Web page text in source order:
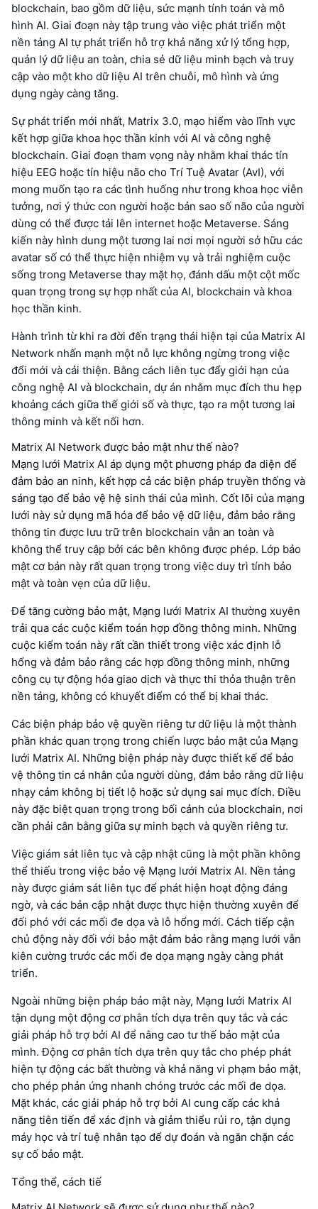
blockchain, bao gồm dữ liệu, sức mạnh tính toán và mô
hình AI. Giai đoạn này tập trung vào việc phát triển một
nền tảng AI tự phát triển hỗ trợ khả năng xử lý tổng hợp,
quản lý dữ liệu an toàn, chia sẻ dữ liệu minh bạch và truy
cập vào một kho dữ liệu AI trên chuỗi, mô hình và ứng
dụng ngày càng tăng.
Sự phát triển mới nhất, Matrix 3.0, mạo hiểm vào lĩnh vực
kết hợp giữa khoa học thần kinh với AI và công nghệ
blockchain. Giai đoạn tham vọng này nhằm khai thác tín
hiệu EEG hoặc tín hiệu não cho Trí Tuệ Avatar (AvI), với
mong muốn tạo ra các tình huống như trong khoa học viễn
tưởng, nơi ý thức con người hoặc bản sao số não của người
dùng có thể được tải lên internet hoặc Metaverse. Sáng
kiến này hình dung một tương lai nơi mọi người sở hữu các
avatar số có thể thực hiện nhiệm vụ và trải nghiệm cuộc
sống trong Metaverse thay mặt họ, đánh dấu một cột mốc
quan trọng trong sự hợp nhất của AI, blockchain và khoa
học thần kinh.
Hành trình từ khi ra đời đến trạng thái hiện tại của Matrix AI
Network nhấn mạnh một nỗ lực không ngừng trong việc
đổi mới và cải thiện. Bằng cách liên tục đẩy giới hạn của
công nghệ AI và blockchain, dự án nhằm mục đích thu hẹp
khoảng cách giữa thế giới số và thực, tạo ra một tương lai
thông minh và kết nối hơn.
Matrix AI Network được bảo mật như thế nào?
Mạng lưới Matrix AI áp dụng một phương pháp đa diện để
đảm bảo an ninh, kết hợp cả các biện pháp truyền thống và
sáng tạo để bảo vệ hệ sinh thái của mình. Cốt lõi của mạng
lưới này sử dụng mã hóa để bảo vệ dữ liệu, đảm bảo rằng
thông tin được lưu trữ trên blockchain vẫn an toàn và
không thể truy cập bởi các bên không được phép. Lớp bảo
mật cơ bản này rất quan trọng trong việc duy trì tính bảo
mật và toàn vẹn của dữ liệu.
Để tăng cường bảo mật, Mạng lưới Matrix AI thường xuyên
trải qua các cuộc kiểm toán hợp đồng thông minh. Những
cuộc kiểm toán này rất cần thiết trong việc xác định lỗ
hổng và đảm bảo rằng các hợp đồng thông minh, những
công cụ tự động hóa giao dịch và thực thi thỏa thuận trên
nền tảng, không có khuyết điểm có thể bị khai thác.
Các biện pháp bảo vệ quyền riêng tư dữ liệu là một thành
phần khác quan trọng trong chiến lược bảo mật của Mạng
lưới Matrix AI. Những biện pháp này được thiết kế để bảo
vệ thông tin cá nhân của người dùng, đảm bảo rằng dữ liệu
nhạy cảm không bị tiết lộ hoặc sử dụng sai mục đích. Điều
này đặc biệt quan trọng trong bối cảnh của blockchain, nơi
cần phải cân bằng giữa sự minh bạch và quyền riêng tư.
Việc giám sát liên tục và cập nhật cũng là một phần không
thể thiếu trong việc bảo vệ Mạng lưới Matrix AI. Nền tảng
này được giám sát liên tục để phát hiện hoạt động đáng
ngờ, và các bản cập nhật được thực hiện thường xuyên để
đối phó với các mối đe dọa và lỗ hổng mới. Cách tiếp cận
chủ động này đối với bảo mật đảm bảo rằng mạng lưới vẫn
kiên cường trước các mối đe dọa mạng ngày càng phát
triển.
Ngoài những biện pháp bảo mật này, Mạng lưới Matrix AI
tận dụng một động cơ phân tích dựa trên quy tắc và các
giải pháp hỗ trợ bởi AI để nâng cao tư thế bảo mật của
mình. Động cơ phân tích dựa trên quy tắc cho phép phát
hiện tự động các bất thường và khả năng vi phạm bảo mật,
cho phép phản ứng nhanh chóng trước các mối đe dọa.
Mặt khác, các giải pháp hỗ trợ bởi AI cung cấp các khả
năng tiên tiến để xác định và giảm thiểu rủi ro, tận dụng
máy học và trí tuệ nhân tạo để dự đoán và ngăn chặn các
sự cố bảo mật.
Tổng thể, cách tiế